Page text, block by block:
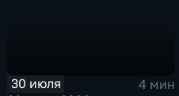
30 июля
4 мин